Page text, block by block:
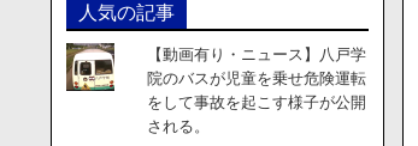
人気の記事
【動画有り・ニュース】八戸学
院のバスが児童を乗せ危険運転
をして事故を起こす様子が公開
される。